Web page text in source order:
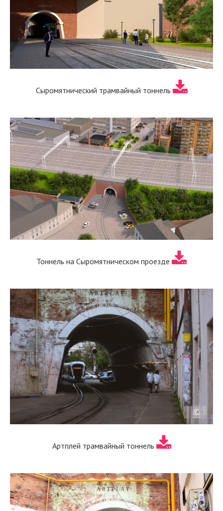
Сыромятнический трамвайный тоннель
Тоннель на Сыромятническом проезде
Артплей трамвайный тоннель